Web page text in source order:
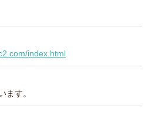
index.html
ます。